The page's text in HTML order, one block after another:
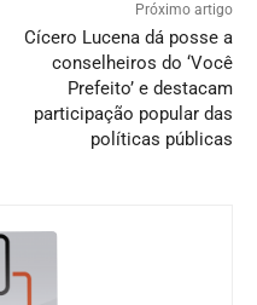
Próximo artigo
Cícero Lucena dá posse a
conselheiros do ‘Você
Prefeito’ e destacam
participação popular das
políticas públicas